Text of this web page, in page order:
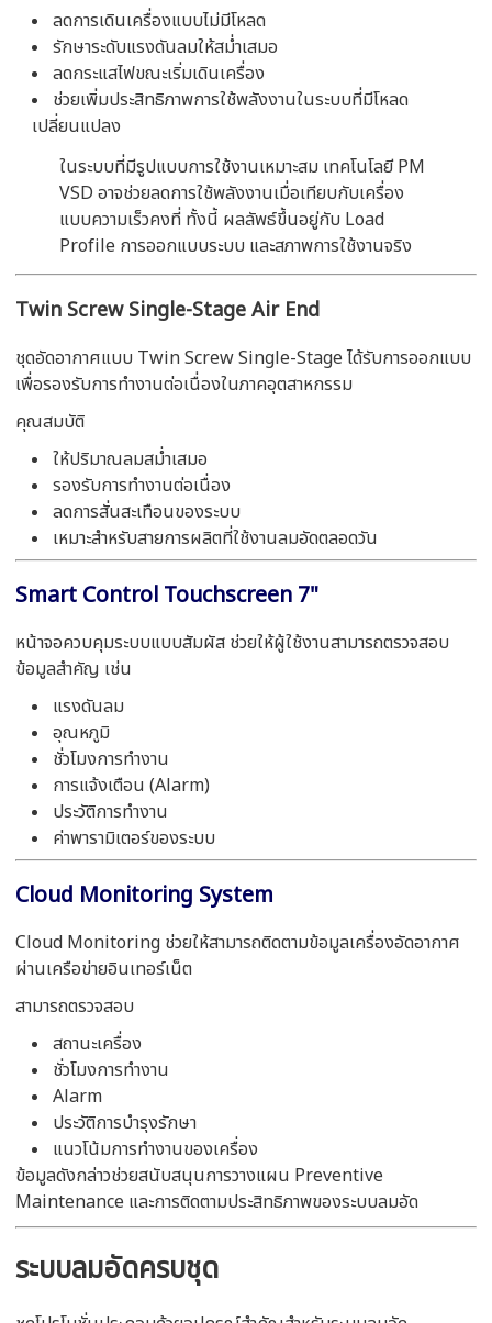
ลดการเดินเครื่องแบบไม่มีโหลด
รักษาระดับแรงดันลมให้สม่ำเสมอ
ลดกระแสไฟขณะเริ่มเดินเครื่อง
ช่วยเพิ่มประสิทธิภาพการใช้พลังงานในระบบที่มีโหลด
เปลี่ยนแปลง
ในระบบที่มีรูปแบบการใช้งานเหมาะสม เทคโนโลยี PM
VSD อาจช่วยลดการใช้พลังงานเมื่อเทียบกับเครื่อง
แบบความเร็วคงที่ ทั้งนี้ ผลลัพธ์ขึ้นอยู่กับ Load
Profile การออกแบบระบบ และสภาพการใช้งานจริง
Twin Screw Single-Stage Air End
ชุดอัดอากาศแบบ Twin Screw Single-Stage ได้รับการออกแบบ
เพื่อรองรับการทำงานต่อเนื่องในภาคอุตสาหกรรม
คุณสมบัติ
ให้ปริมาณลมสม่ำเสมอ
รองรับการทำงานต่อเนื่อง
ลดการสั่นสะเทือนของระบบ
เหมาะสำหรับสายการผลิตที่ใช้งานลมอัดตลอดวัน
Smart Control Touchscreen 7"
หน้าจอควบคุมระบบแบบสัมผัส ช่วยให้ผู้ใช้งานสามารถตรวจสอบ
ข้อมูลสำคัญ เช่น
แรงดันลม
อุณหภูมิ
ชั่วโมงการทำงาน
การแจ้งเตือน (Alarm)
ประวัติการทำงาน
ค่าพารามิเตอร์ของระบบ
Cloud Monitoring System
Cloud Monitoring ช่วยให้สามารถติดตามข้อมูลเครื่องอัดอากาศ
ผ่านเครือข่ายอินเทอร์เน็ต
สามารถตรวจสอบ
สถานะเครื่อง
ชั่วโมงการทำงาน
Alarm
ประวัติการบำรุงรักษา
แนวโน้มการทำงานของเครื่อง
ข้อมูลดังกล่าวช่วยสนับสนุนการวางแผน Preventive
Maintenance และการติดตามประสิทธิภาพของระบบลมอัด
ระบบลมอัดครบชุด